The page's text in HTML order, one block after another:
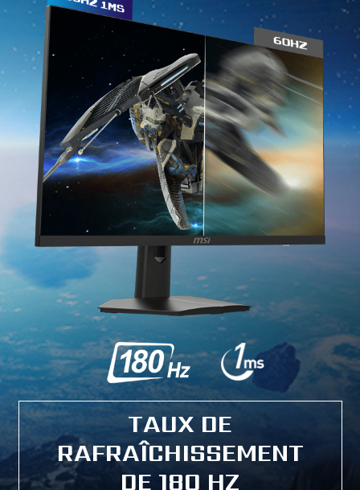
TAUX DE
RAFRAÎCHISSEMENT
DE 180 HZ